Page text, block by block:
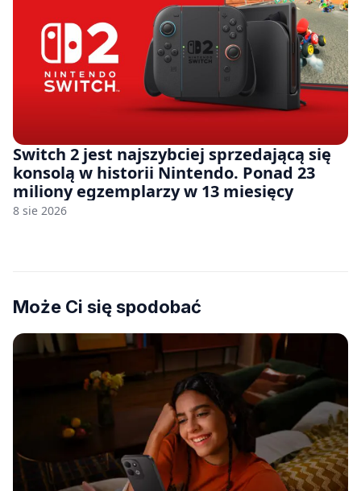
Switch 2 jest najszybciej sprzedającą się
konsolą w historii Nintendo. Ponad 23
miliony egzemplarzy w 13 miesięcy
8 sie 2026
Może Ci się spodobać